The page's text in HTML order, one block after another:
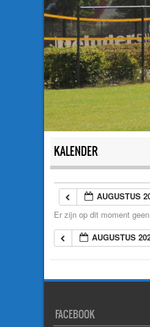
KALENDER
AUGUSTUS
Er zijn op dit moment
AUGUSTUS
FACEBOOK